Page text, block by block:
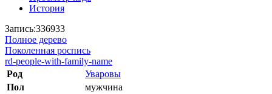
История
Запись:336933
Полное дерево
Поколенная роспись
rd-people-with-family-name
Род
Уваровы
Пол
мужчина